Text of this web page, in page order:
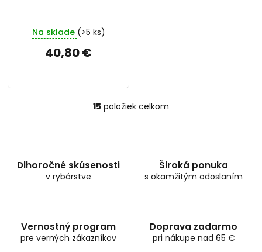
Na sklade (>5 ks)
40,80 €
O
15 položiek celkom
Dlhoročné skúsenosti
v rybárstve
Široká ponuka
s okamžitým odoslaním
Vernostný program
pre verných zákazníkov
Doprava zadarmo
pri nákupe nad 65 €